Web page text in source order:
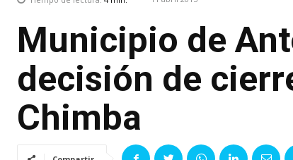
Municipio de
decisión de
Chimba